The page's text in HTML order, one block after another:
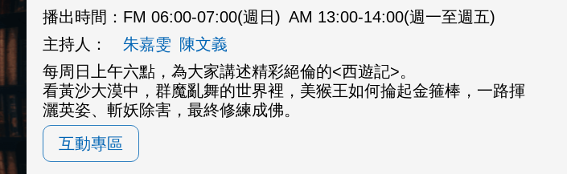
播出時間： FM 06:00-07:00(週日) AM 13:00-14:00(週一至週五)
主持人：
朱嘉雯 陳文義
每周日上午六點，為大家講述精彩絕倫的<西遊記>。
看黃沙大漠中，群魔亂舞的世界裡，美猴王如何掄起金箍棒，一路揮
灑英姿、斬妖除害，最終修練成佛。
互動專區